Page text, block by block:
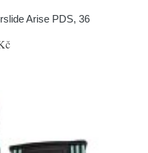
Arise PDS, 36